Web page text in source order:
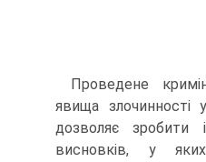
Проведене
явища злочинності у
дозволяє зробити
висновків, у